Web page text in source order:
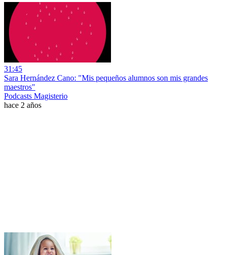
31:45
Sara Hernández Cano: "Mis pequeños alumnos son mis grandes
maestros"
Podcasts Magisterio
hace 2 años